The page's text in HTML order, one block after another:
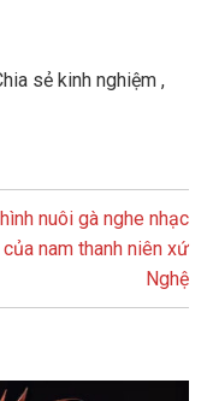
sẻ kinh nghiệm ,
nuôi gà nghe nhạc
nam thanh niên xứ
Nghệ